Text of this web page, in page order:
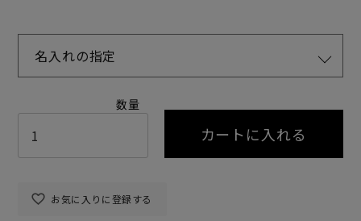
お気に入りに登録する
カートに入れる
名入れの指定